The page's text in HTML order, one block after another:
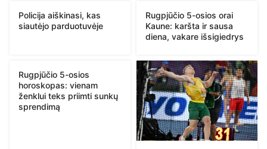
Policija aiškinasi, kas
siautėjo parduotuvėje
Rugpjūčio 5-osios orai
Kaune: karšta ir sausa
diena, vakare išsigiedrys
Rugpjūčio 5-osios
horoskopas: vienam
ženklui teks priimti sunkų
sprendimą